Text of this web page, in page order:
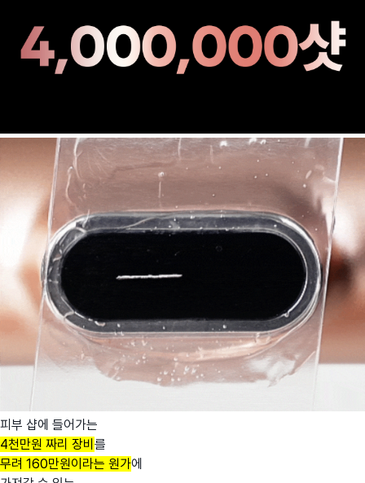
피부 샵에 들어가는
4천만원 짜리 장비 를
무려 160만원이라는 원가에